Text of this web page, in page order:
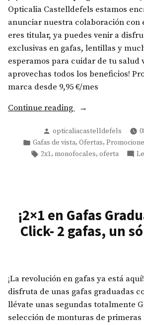
Opticalia Castelldefels estamos
anunciar nuestra colaboración con
eres titular, ya puedes venir a
exclusivas en gafas, lentillas y
esperamos para cuidar de tu salud
aprovechas todos los beneficios!
marca desde 9,95 €/mes
Continue reading
Posted
by
opticaliacastelldefels
Posted
in
Gafas de vista, Ofertas,
Tags:
2x1, monofocales, oferta
¡2×1 en Gafas
Click- 2 gafas, un
¡La revolución en gafas ya está
disfruta de unas gafas graduadas
llévate unas segundas totalmente
selección de monturas de primeras